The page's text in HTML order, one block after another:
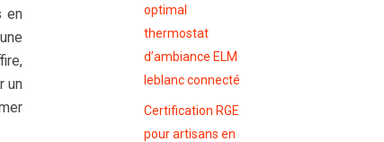
en
un
optimal
thermostat
d’ambiance ELM
leblanc connecté
Certification RGE
pour artisans en